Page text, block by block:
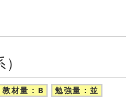
教材量：B 勉強量：並